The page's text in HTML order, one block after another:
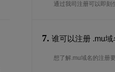
通过我司注册可以即刻
7. 谁可以注册 .mu
想了解.mu域名的注册